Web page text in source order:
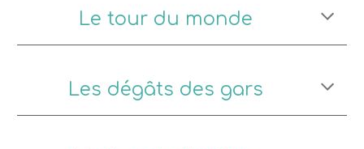
Le tour du monde
Les dégâts des gars